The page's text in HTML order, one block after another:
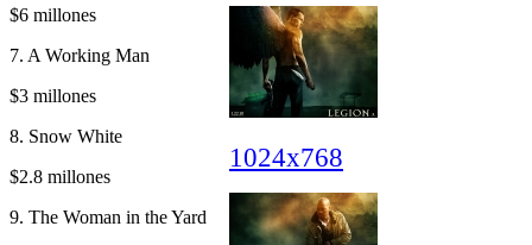
$6 millones
7. A Working Man
$3 millones
8. Snow White
$2.8 millones
9. The Woman in the Yard
1024x768